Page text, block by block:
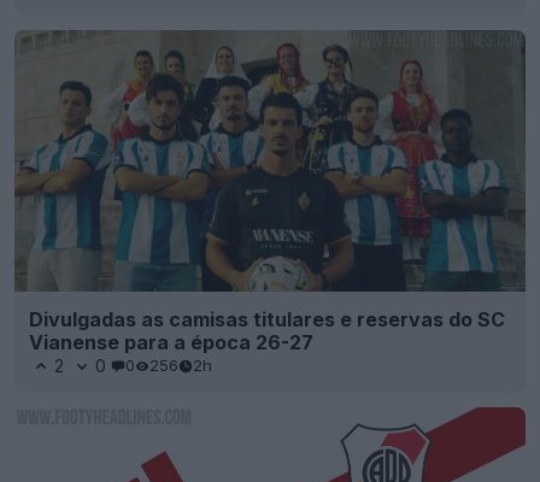
Divulgadas as camisas titulares e reservas do SC
Vianense para a época 26-27
2 0 0 256 2h